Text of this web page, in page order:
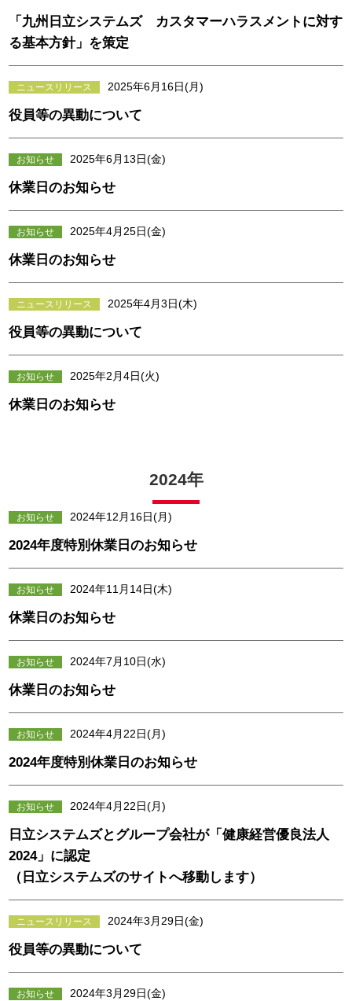
「九州日立システムズ カスタマーハラスメントに対す
る基本方針」を策定
ニュースリリース 2025年6月16日(月)
役員等の異動について
お知らせ 2025年6月13日(金)
休業日のお知らせ
お知らせ 2025年4月25日(金)
休業日のお知らせ
ニュースリリース 2025年4月3日(木)
役員等の異動について
お知らせ 2025年2月4日(火)
休業日のお知らせ
2024年
お知らせ 2024年12月16日(月)
2024年度特別休業日のお知らせ
お知らせ 2024年11月14日(木)
休業日のお知らせ
お知らせ 2024年7月10日(水)
休業日のお知らせ
お知らせ 2024年4月22日(月)
2024年度特別休業日のお知らせ
お知らせ 2024年4月22日(月)
日立システムズとグループ会社が「健康経営優良法人
2024」に認定
（日立システムズのサイトへ移動します）
ニュースリリース 2024年3月29日(金)
役員等の異動について
お知らせ 2024年3月29日(金)